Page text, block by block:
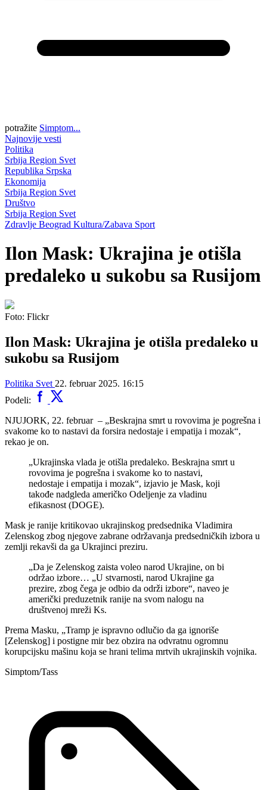
potražite Simptom...
Najnovije vesti
Politika
Srbija Region Svet
Republika Srpska
Ekonomija
Srbija Region Svet
Društvo
Srbija Region Svet
Zdravlje Beograd Kultura/Zabava Sport
Ilon Mask: Ukrajina je otišla
predaleko u sukobu sa Rusijom
Foto: Flickr
Ilon Mask: Ukrajina je otišla predaleko u
sukobu sa Rusijom
Politika Svet 22. februar 2025. 16:15
Podeli:
NJUJORK, 22. februar – „Beskrajna smrt u rovovima je pogrešna i
svakome ko to nastavi da forsira nedostaje i empatija i mozak“,
rekao je on.
„Ukrajinska vlada je otišla predaleko. Beskrajna smrt u
rovovima je pogrešna i svakome ko to nastavi,
nedostaje i empatija i mozak“, izjavio je Mask, koji
takođe nadgleda američko Odeljenje za vladinu
efikasnost (DOGE).
Mask je ranije kritikovao ukrajinskog predsednika Vladimira
Zelenskog zbog njegove zabrane održavanja predsedničkih izbora u
zemlji rekavši da ga Ukrajinci preziru.
„Da je Zelenskog zaista voleo narod Ukrajine, on bi
održao izbore… „U stvarnosti, narod Ukrajine ga
prezire, zbog čega je odbio da održi izbore“, naveo je
američki preduzetnik ranije na svom nalogu na
društvenoj mreži Ks.
Prema Masku, „Tramp je ispravno odlučio da ga ignoriše
[Zelenskog] i postigne mir bez obzira na odvratnu ogromnu
korupcijsku mašinu koja se hrani telima mrtvih ukrajinskih vojnika.
Simptom/Tass